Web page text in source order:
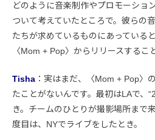
どのように音楽制作やプロモーショ
ついて考えていたところで。彼らの
たちが求めているものにあっている
〈Mom + Pop〉からリリースするこ
Tisha ：実はまだ、〈Mom + Pop〉
たことがないんです。最初はLAで、
き。チームのひとりが撮影場所まで
度目は、NYでライブをしたとき。